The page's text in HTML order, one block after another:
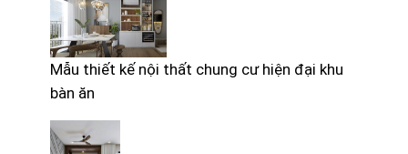
Mẫu thiết kế nội thất chung cư hiện đại khu
bàn ăn